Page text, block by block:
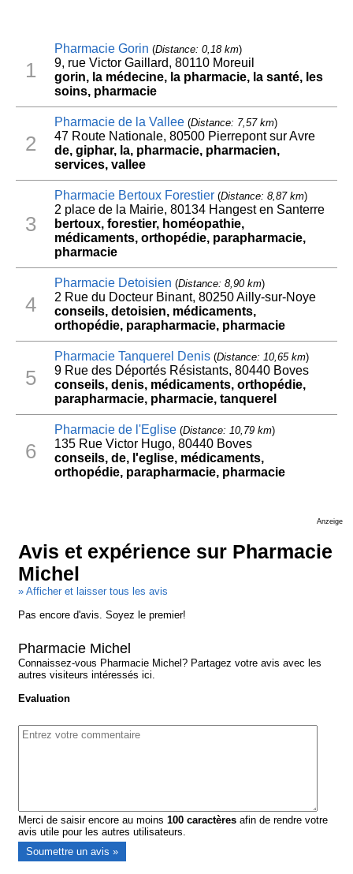
1
Pharmacie Gorin (Distance: 0,18 km)
9, rue Victor Gaillard, 80110 Moreuil
gorin, la médecine, la pharmacie, la santé, les
soins, pharmacie
2
Pharmacie de la Vallee(Distance: 7,57 km)
47 Route Nationale, 80500 Pierrepont sur Avre
de, giphar, la, pharmacie, pharmacien,
services, vallee
3
Pharmacie Bertoux Forestier(Distance: 8,87 km)
2 place de la Mairie, 80134 Hangest en Santerre
bertoux, forestier, homéopathie,
médicaments, orthopédie, parapharmacie,
pharmacie
4
Pharmacie Detoisien (Distance: 8,90 km)
2 Rue du Docteur Binant, 80250 Ailly-sur-Noye
conseils, detoisien, médicaments,
orthopédie, parapharmacie, pharmacie
5
Pharmacie Tanquerel Denis(Distance: 10,65 km)
9 Rue des Déportés Résistants, 80440 Boves
conseils, denis, médicaments, orthopédie,
parapharmacie, pharmacie, tanquerel
6
Pharmacie de l'Eglise(Distance: 10,79 km)
135 Rue Victor Hugo, 80440 Boves
conseils, de, l'eglise, médicaments,
orthopédie, parapharmacie, pharmacie
Anzeige
Avis et expérience sur Pharmacie
Michel
» Afficher et laisser tous les avis
Pas encore d'avis. Soyez le premier!
Pharmacie Michel
Connaissez-vous Pharmacie Michel? Partagez votre avis avec les
autres visiteurs intéressés ici.
Evaluation
Merci de saisir encore au moins100 caractères afin de rendre votre
avis utile pour les autres utilisateurs.